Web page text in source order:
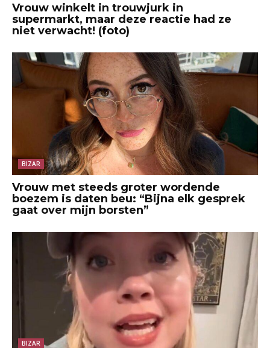
Vrouw winkelt in trouwjurk in
supermarkt, maar deze reactie had ze
niet verwacht! (foto)
BIZAR
Vrouw met steeds groter wordende
boezem is daten beu: “Bijna elk gesprek
gaat over mijn borsten”
BIZAR